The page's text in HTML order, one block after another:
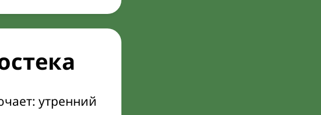
утренний